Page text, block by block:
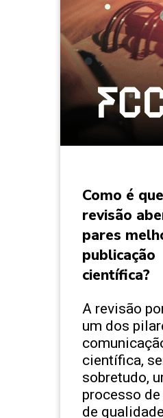
Como é
revisão
pares
publicação
científica?
A revisão
um dos
científica,
sobretudo,
processo
de